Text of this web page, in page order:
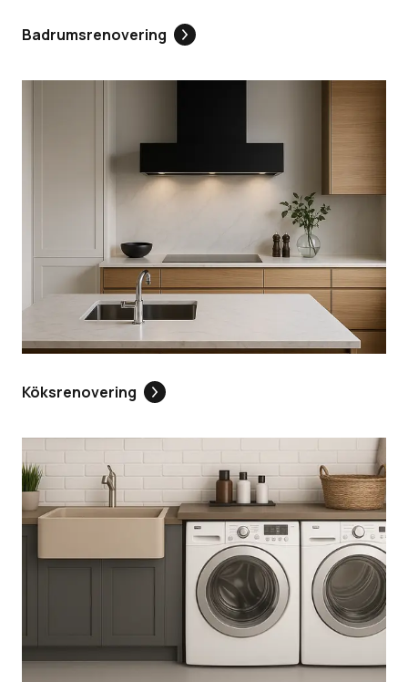
Badrumsrenovering
Köksrenovering